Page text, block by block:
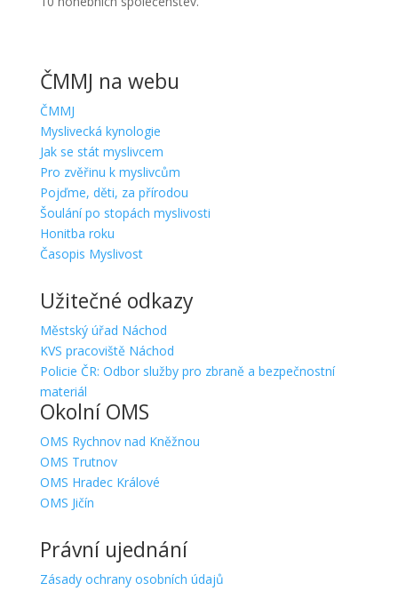
ČMMJ na webu
ČMMJ
Myslivecká kynologie
Jak se stát myslivcem
Pro zvěřinu k myslivcům
Pojďme, děti, za přírodou
Šoulání po stopách myslivosti
Honitba roku
Časopis Myslivost
Užitečné odkazy
Městský úřad Náchod
KVS pracoviště Náchod
Policie ČR: Odbor služby pro zbraně a bezpečnostní
materiál
Okolní OMS
OMS Rychnov nad Kněžnou
OMS Trutnov
OMS Hradec Králové
OMS Jičín
Právní ujednání
Zásady ochrany osobních údajů